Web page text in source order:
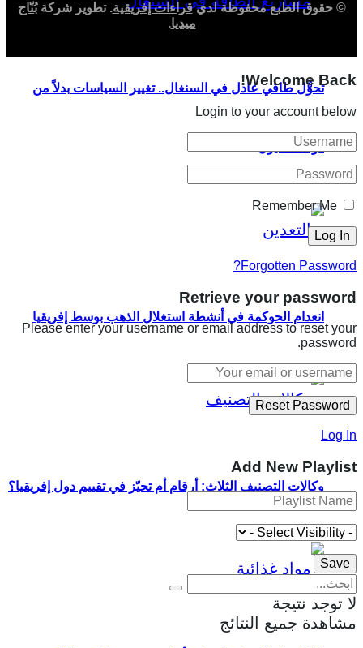
تحوُّل طاقي عادل في السنغال.. تغيير السياسات بدلاً من
دوّامة الديون
انعدام الحوكمة في أنشطة استغلال الذهب بوسط إفريقيا
وكالات التصنيف الثلاث: أرقام أم تحيّز في تقييم دول إفريقيا؟
© حقوق الطبع محفوظة لديقراءات إفريقية. تطوير شركةبُنّاج
ميديا.
Welcome Back!
Login to your account below
Remember Me
Forgotten Password?
Retrieve your password
Please enter your username or email address to reset your
password.
Log In
Add New Playlist
لا توجد نتيجة
مشاهدة جميع النتائج